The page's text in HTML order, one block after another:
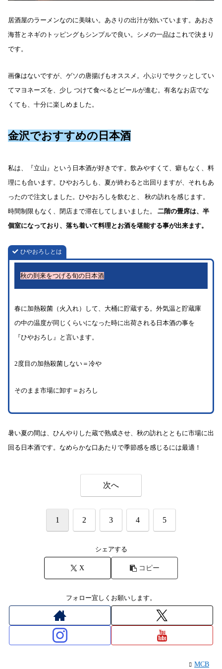
居酒屋のラーメンなのに美味い。あさりの出汁が効いています。あおさ
海苔とネギのトッピングもシンプルで良い。シメの一品はこれで決まり
です。
画像はないですが、ゲソの唐揚げもオススメ。小ぶりでサクッとしてい
てマヨネーズを、少し つけて食べるとビールが進む。有名なお店でな
くても、十分に楽しめました。
金沢でおすすめの日本酒
私は、『立山』という日本酒が好きです。飲みやすくて、癖もなく、料
理にも合います。ひやおろしも、夏が終わると出回りますが、それもあ
ったので注文しました。ひやおろしを飲むと、 秋の訪れを感じます。
時間制限もなく、閉店まで滞在してしまいました。 二階の畳席は、半
個室になっており、落ち着いて料理とお酒を堪能する事が出来ます。
ひやおろしとは
秋の到来をつげる旬の日本酒
春に加熱殺菌（火入れ）して、大桶に貯蔵する。外気温と貯蔵庫
の中の温度が同じくらいになった時に出荷される日本酒の事を
『ひやおろし』と言います。
2度目の加熱殺菌しない＝冷や
そのまま市場に卸す＝おろし
暑い夏の間は、ひんやりした蔵で熟成させ、秋の訪れとともに市場に出
回る日本酒です。なめらかな口あたりで季節感を感じるには最適！
次へ
1 2 3 4 5
シェアする
X コピー
フォロー宜しくお願いします。
MCB